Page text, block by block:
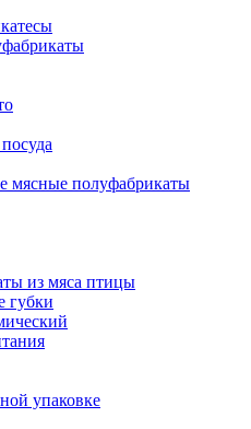
мясные полуфабрикаты
из мяса птицы
губки
упаковке